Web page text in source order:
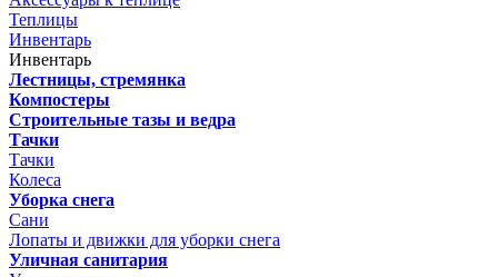
Теплицы
Инвентарь
Инвентарь
Лестницы, стремянка
Компостеры
Строительные тазы и ведра
Тачки
Тачки
Колеса
Уборка снега
Сани
Лопаты и движки для уборки снега
Уличная санитария